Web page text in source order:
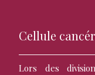
Cellule
Lors des